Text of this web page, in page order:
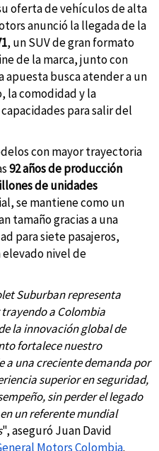
oferta de vehículos de alta
anunció la llegada de la
, un SUV de gran formato
de la marca, junto con
apuesta busca atender a un
la comodidad y la
para salir del
con mayor trayectoria
92 años de producción
de unidades
se mantiene como un
tamaño gracias a una
para siete pasajeros,
nivel de
Suburban representa
a Colombia
la innovación global de
fortalece nuestro
a una creciente demanda por
superior en seguridad,
sin perder el legado
un referente mundial
", aseguró Juan David
Motors Colombia.